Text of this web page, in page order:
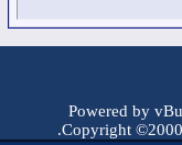
Powered by
Copyright